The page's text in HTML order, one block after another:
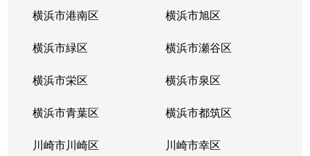
横浜市港南区 横浜市旭区
横浜市緑区 横浜市瀬谷区
横浜市栄区 横浜市泉区
横浜市青葉区 横浜市都筑区
川崎市川崎区 川崎市幸区